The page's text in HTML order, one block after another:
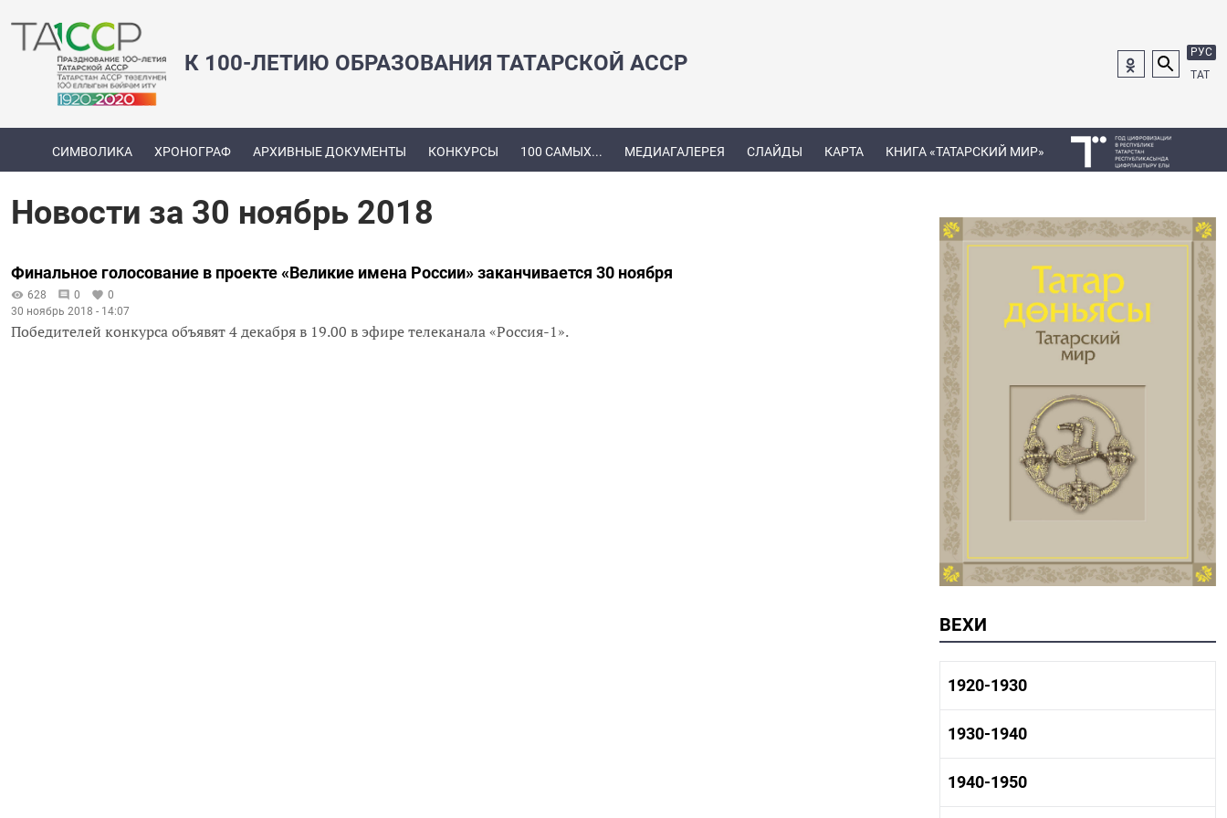
К 100-ЛЕТИЮ ОБРАЗОВАНИЯ ТАТАРСКОЙ АССР
РУС
ТАТ
СИМВОЛИКА ХРОНОГРАФ АРХИВНЫЕ ДОКУМЕНТЫ КОНКУРСЫ 100 САМЫХ... МЕДИАГАЛЕРЕЯ СЛАЙДЫ КАРТА КНИГА «ТАТАРСКИЙ МИР»
Новости за 30 ноябрь 2018
Финальное голосование в проекте «Великие имена России» заканчивается 30 ноября
628 0
0
30 ноябрь 2018 - 14:07
Победителей конкурса объявят 4 декабря в 19.00 в эфире телеканала «Россия-1».
ВЕХИ
1920-1930
1920-1930 история
1920-1930 культура
1930-1940
1930-1940 история
1930-1940 культура
1940-1950